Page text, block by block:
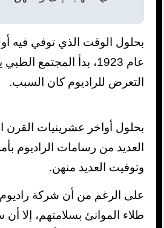
بحلول الوقت الذي توفي فيه
عام 1923، بدأ المجتمع
التعرض للراديوم كان السبب.
بحلول أواخر عشرينيات القرن
العديد من رسامات الراديوم
وتوفيت العديد منهن.
على الرغم من أن شركة
طلاء الموانئ بسلامتهم، إلا